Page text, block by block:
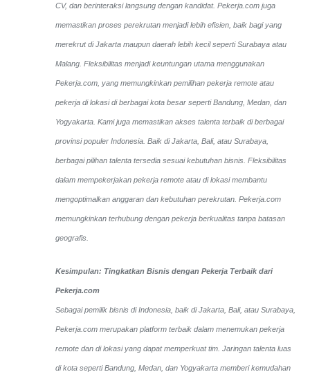
CV, dan berinteraksi langsung dengan kandidat. Pekerja.com juga
memastikan proses perekrutan menjadi lebih efisien, baik bagi yang
merekrut di Jakarta maupun daerah lebih kecil seperti Surabaya atau
Malang. Fleksibilitas menjadi keuntungan utama menggunakan
Pekerja.com, yang memungkinkan pemilihan pekerja remote atau
pekerja di lokasi di berbagai kota besar seperti Bandung, Medan, dan
Yogyakarta. Kami juga memastikan akses talenta terbaik di berbagai
provinsi populer Indonesia. Baik di Jakarta, Bali, atau Surabaya,
berbagai pilihan talenta tersedia sesuai kebutuhan bisnis. Fleksibilitas
dalam mempekerjakan pekerja remote atau di lokasi membantu
mengoptimalkan anggaran dan kebutuhan perekrutan. Pekerja.com
memungkinkan terhubung dengan pekerja berkualitas tanpa batasan
geografis.
Kesimpulan: Tingkatkan Bisnis dengan Pekerja Terbaik dari
Pekerja.com
Sebagai pemilik bisnis di Indonesia, baik di Jakarta, Bali, atau Surabaya,
Pekerja.com merupakan platform terbaik dalam menemukan pekerja
remote dan di lokasi yang dapat memperkuat tim. Jaringan talenta luas
di kota seperti Bandung, Medan, dan Yogyakarta memberi kemudahan